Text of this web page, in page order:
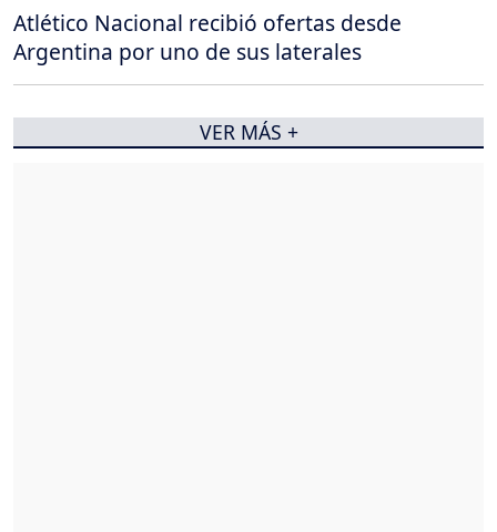
Atlético Nacional recibió ofertas desde
Argentina por uno de sus laterales
VER MÁS +